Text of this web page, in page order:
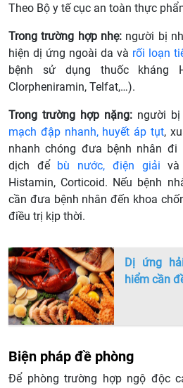
Theo Bộ y tế cục an toàn thực
Trong trường hợp nhẹ: người bị
hiện dị ứng ngoài da và rối loạn
bệnh sử dụng thuốc kháng
Clorpheniramin, Telfat,…).
Trong trường hợp nặng: người
mạch đập nhanh, huyết áp tụt,
nhanh chóng đưa bệnh nhân đi
dịch để bù nước, điện giải và
Histamin, Corticoid. Nếu bệnh
cần đưa bệnh nhân đến khoa
điều trị kịp thời.
Dị ứng
hiểm cần
Biện pháp đề phòng
Để phòng trường hợp ngộ độc